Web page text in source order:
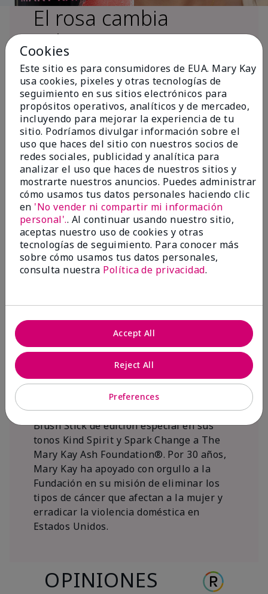
El rosa cambia
vidas®
Más de $18 millones donados a nivel
global desde 2008 para impulsar la
investigación contra el cáncer, erradicar
la violencia doméstica, promover el
empoderamiento económico y
transformar comunidades.
Juntas hacemos la diferencia.
Únete al programa global El rosa cambia
vidas® de Mary Kay y ayuda a cambiar la
vida de mujeres y sus familias en todo el
mundo. En Estados Unidos, del 26 de abril
al 15 de noviembre de 2026, Mary Kay Inc.
donará $1 de cada venta del Mary Kay®
Blush Stick de edición especial en sus
tonos Kind Spirit y Spark Change a The
Mary Kay Ash Foundation®. Por 30 años,
Mary Kay ha apoyado con orgullo a la
Fundación en su misión de eliminar los
tipos de cáncer que afectan a la mujer y
erradicar la violencia doméstica en
Estados Unidos.
OPINIONES
Cookies
Este sitio es para consumidores de EUA. Mary Kay
usa cookies, pixeles y otras tecnologías de
seguimiento en sus sitios electrónicos para
propósitos operativos, analíticos y de mercadeo,
incluyendo para mejorar la experiencia de tu
sitio. Podríamos divulgar información sobre el
uso que haces del sitio con nuestros socios de
redes sociales, publicidad y analítica para
analizar el uso que haces de nuestros sitios y
mostrarte nuestros anuncios. Puedes administrar
cómo usamos tus datos personales haciendo clic
en 'No vender ni compartir mi información
personal'.. Al continuar usando nuestro sitio,
aceptas nuestro uso de cookies y otras
tecnologías de seguimiento. Para conocer más
sobre cómo usamos tus datos personales,
consulta nuestra Política de privacidad.
Preferences
Reject All
Accept All